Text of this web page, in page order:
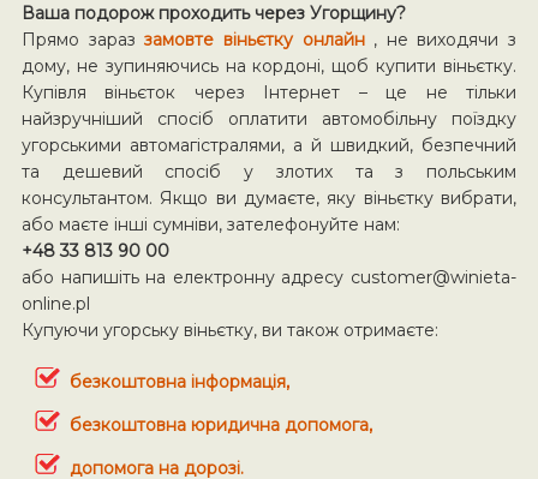
Ваша подорож проходить через Угорщину?
Прямо зараззамовте віньєтку онлайн , не виходячи з
дому, не зупиняючись на кордоні, щоб купити віньєтку.
Купівля віньєток через Інтернет – це не тільки
найзручніший спосіб оплатити автомобільну поїздку
угорськими автомагістралями, а й швидкий, безпечний
та дешевий спосіб у злотих та з польським
консультантом. Якщо ви думаєте, яку віньєтку вибрати,
або маєте інші сумніви, зателефонуйте нам:
+48 33 813 90 00
або напишіть на електронну адресу customer@winieta-
online.pl
Купуючи угорську віньєтку, ви також отримаєте:
безкоштовна інформація,
безкоштовна юридична допомога,
допомога на дорозі.